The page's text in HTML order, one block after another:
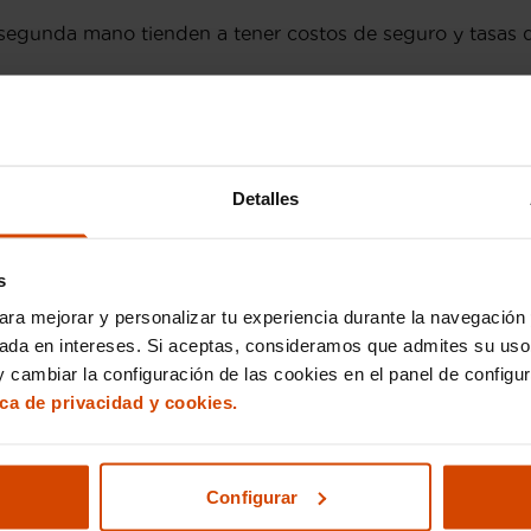
Detalles
mejorar y personalizar tu experiencia durante la
en intereses. Si aceptas, consideramos que admites su
cambiar la configuración de las cookies en el panel de
de privacidad y cookies.
Configurar
mano tienden a tener costos de seguro y
Honda Civic hasta SUV como el Honda CR-V, existe
su valor rápidamente, mientras que la
ocasión en Asturias
cumpla con nuestros estrictos
en Asturias
destacados para la compra de coches
de modelos Honda, cada uno inspeccionado a
excepcional y asesorar a nuestros clientes para
Honda